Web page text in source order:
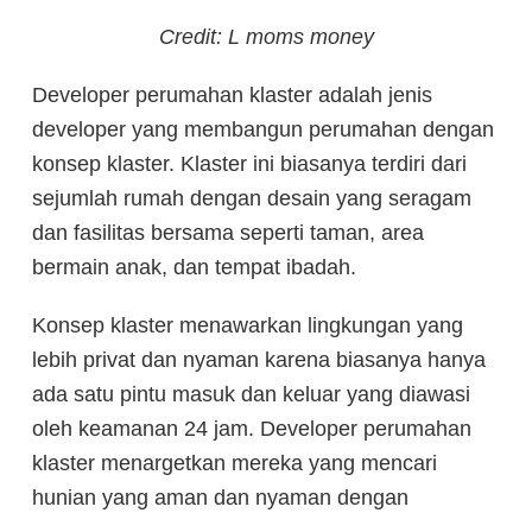
Credit: L moms money
Developer perumahan klaster adalah jenis
developer yang membangun perumahan dengan
konsep klaster. Klaster ini biasanya terdiri dari
sejumlah rumah dengan desain yang seragam
dan fasilitas bersama seperti taman, area
bermain anak, dan tempat ibadah.
Konsep klaster menawarkan lingkungan yang
lebih privat dan nyaman karena biasanya hanya
ada satu pintu masuk dan keluar yang diawasi
oleh keamanan 24 jam. Developer perumahan
klaster menargetkan mereka yang mencari
hunian yang aman dan nyaman dengan